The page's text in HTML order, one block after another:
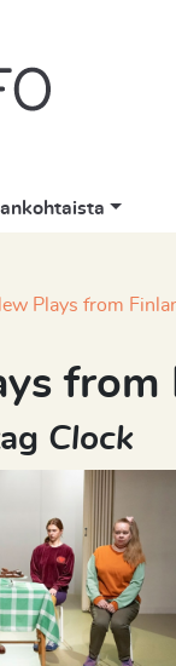
Plays from
from
Clock